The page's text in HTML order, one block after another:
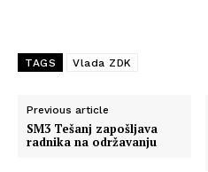
TAGS Vlada ZDK
Previous article
SM3 Tešanj zapošljava
radnika na održavanju